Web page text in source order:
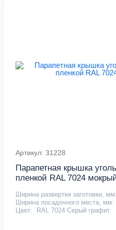
Артикул: 31228
Парапетная крышка
пленкой RAL 7024
Ширина развертки заготовки, мм:
Ширина посадочного места, мм:
Цвет:
RAL 7024 Серый графит